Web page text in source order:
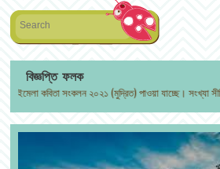
বিজ্ঞপ্তি ফলক
কবিতা সংকলন ২০২১ (মুদ্রিত) পাওয়া যাচ্ছে। সংখ্যা সীমিত